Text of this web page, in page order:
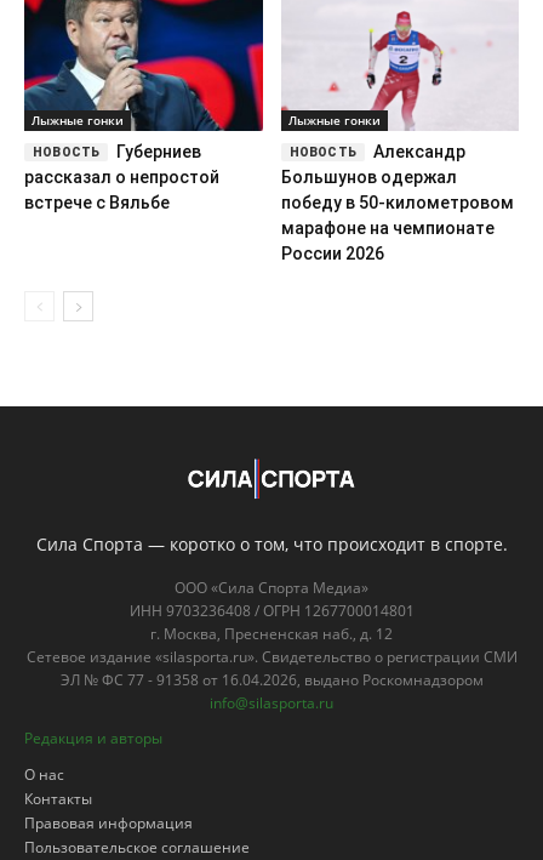
Лыжные гонки
Губерниев
рассказал о непростой
встрече с Вяльбе
Лыжные гонки
Александр
Большунов одержал
победу в 50-километровом
марафоне на чемпионате
России 2026
Сила Спорта — коротко о том, что происходит в спорте.
ООО «Сила Спорта Медиа»
ИНН 9703236408 / ОГРН 1267700014801
г. Москва, Пресненская наб., д. 12
Сетевое издание «silasporta.ru». Свидетельство о регистрации СМИ
ЭЛ № ФС 77 - 91358 от 16.04.2026, выдано Роскомнадзором
info@silasporta.ru
Редакция и авторы
О нас
Контакты
Правовая информация
Пользовательское соглашение